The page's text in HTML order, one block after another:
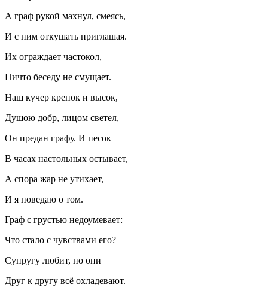
А граф рукой махнул, смеясь,
И с ним откушать приглашая.
Их ограждает частокол,
Ничто беседу не смущает.
Наш кучер крепок и высок,
Душою добр, лицом светел,
Он предан графу. И песок
В часах настольных остывает,
А спора жар не утихает,
И я поведаю о том.
Граф с грустью недоумевает:
Что стало с чувствами его?
Супругу любит, но они
Друг к другу всё охладевают.